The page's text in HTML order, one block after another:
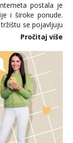
postala je
i široke ponude.
se pojavljuju
internetske
Pročitaj više